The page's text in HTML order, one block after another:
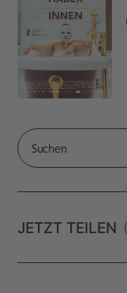
JETZT TEILEN